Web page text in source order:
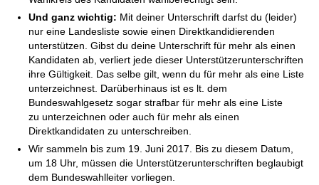
Und ganz wichtig: Mit deiner Unterschrift darfst du (leider)
nur eine Landesliste sowie einen Direktkandidierenden
unterstützen. Gibst du deine Unterschrift für mehr als einen
Kandidaten ab, verliert jede dieser Unterstützerunterschriften
ihre Gültigkeit. Das selbe gilt, wenn du für mehr als eine Liste
unterzeichnest. Darüberhinaus ist es lt. dem
Bundeswahlgesetz sogar strafbar für mehr als eine Liste
zu unterzeichnen oder auch für mehr als einen
Direktkandidaten zu unterschreiben.
Wir sammeln bis zum 19. Juni 2017. Bis zu diesem Datum,
um 18 Uhr, müssen die Unterstützerunterschriften beglaubigt
dem Bundeswahlleiter vorliegen.